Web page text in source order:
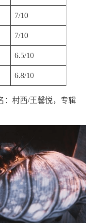
7/10
7/10
6.5/10
6.8/10
：村西/王馨悦，专辑